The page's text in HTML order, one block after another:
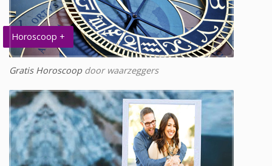
Horoscoop +
Gratis Horoscoopdoor waarzeggers